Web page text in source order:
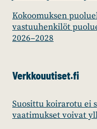
Kokoomuksen
vastuuhenkilöt
2026–2028
Verkkouutiset.fi
Suosittu koirarotu ei
vaatimukset voivat